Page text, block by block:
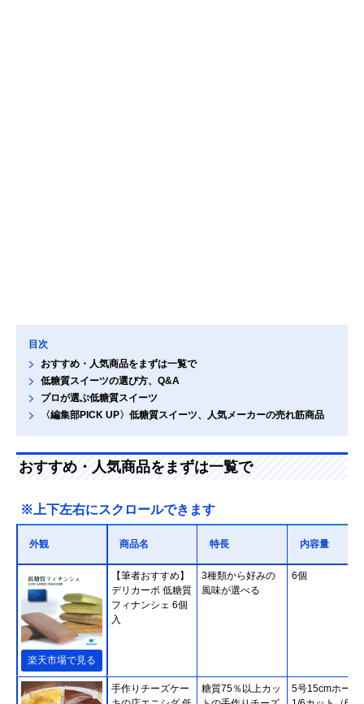
目次
おすすめ・人気商品をまずは一覧で
低糖質スイーツの選び方、Q&A
プロが選ぶ低糖質スイーツ
〈編集部PICK UP〉低糖質スイーツ、人気メーカーの売れ筋商品
おすすめ・人気商品をまずは一覧で
※上下左右にスクロールできます
外観 商品名 特長 内容量
楽天市場で見る
【筆者おすすめ】
デリカーボ 低糖質
フィナンシェ 6個
入
3種類から好みの
風味が選べる
6個
手作りチーズケー
糖質75％以上カッ
5号15cmホール